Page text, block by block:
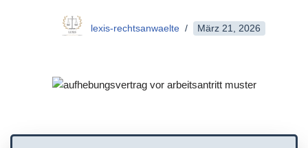
lexis-rechtsanwaelte März 21, 2026